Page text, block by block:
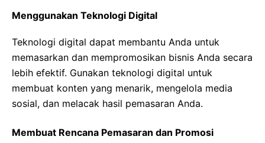
Menggunakan Teknologi Digital
Teknologi digital dapat membantu Anda untuk
memasarkan dan mempromosikan bisnis Anda secara
lebih efektif. Gunakan teknologi digital untuk
membuat konten yang menarik, mengelola media
sosial, dan melacak hasil pemasaran Anda.
Membuat Rencana Pemasaran dan Promosi